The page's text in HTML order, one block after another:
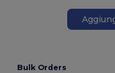
Bulk Orders